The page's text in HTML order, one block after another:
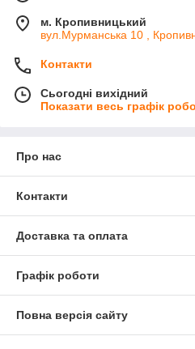
м. Кропивницький
вул.Мурманська 10 ,
Контакти
Сьогодні вихідний
Показати весь графік
Про нас
Контакти
Доставка та оплата
Графік роботи
Повна версія сайту